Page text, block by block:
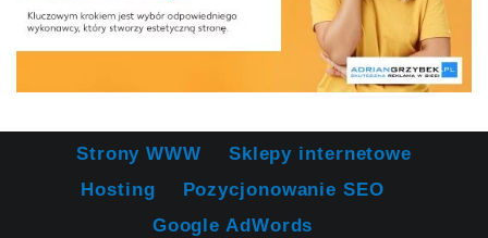
Strony WWW
Sklepy internetowe
Hosting
Pozycjonowanie SEO
Google AdWords